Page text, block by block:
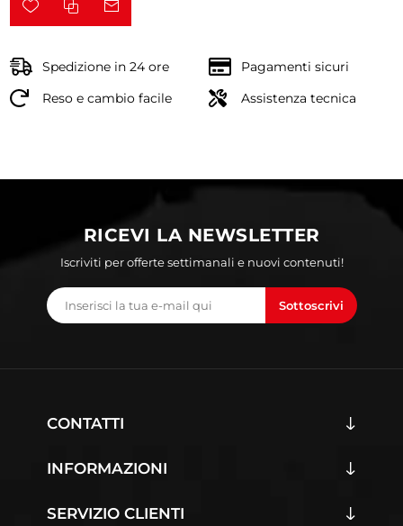
Spedizione in 24 ore
Pagamenti sicuri
Reso e cambio facile
Assistenza tecnica
RICEVI LA NEWSLETTER
Iscriviti per offerte settimanali e nuovi contenuti!
Sottoscrivi
CONTATTI
INFORMAZIONI
SERVIZIO CLIENTI